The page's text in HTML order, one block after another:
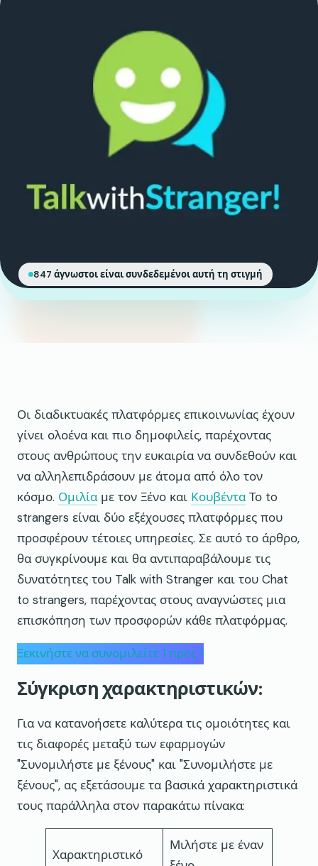
847 άγνωστοι είναι συνδεδεμένοι αυτή τη στιγμή
Οι διαδικτυακές πλατφόρμες επικοινωνίας έχουν
γίνει ολοένα και πιο δημοφιλείς, παρέχοντας
στους ανθρώπους την ευκαιρία να συνδεθούν και
να αλληλεπιδράσουν με άτομα από όλο τον
κόσμο. Ομιλίαμε τον Ξένο και ΚουβένταΤο to
strangers είναι δύο εξέχουσες πλατφόρμες που
προσφέρουν τέτοιες υπηρεσίες. Σε αυτό το άρθρο,
θα συγκρίνουμε και θα αντιπαραβάλουμε τις
δυνατότητες του Talk with Stranger και του Chat
to strangers, παρέχοντας στους αναγνώστες μια
επισκόπηση των προσφορών κάθε πλατφόρμας.
Ξεκινήστε να συνομιλείτε 1 προς 1
Σύγκριση χαρακτηριστικών:
Για να κατανοήσετε καλύτερα τις ομοιότητες και
τις διαφορές μεταξύ των εφαρμογών
"Συνομιλήστε με ξένους" και "Συνομιλήστε με
ξένους", ας εξετάσουμε τα βασικά χαρακτηριστικά
τους παράλληλα στον παρακάτω πίνακα:
Χαρακτηριστικό
Μιλήστε με έναν